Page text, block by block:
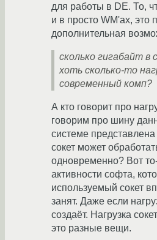
для работы в DE. То,
и в просто WM'ах, это
дополнительная
сколько гигабайт в
хоть сколько-то
современный комп?
А кто говорит про
говорим про шину
системе
сокет может
одновременно? Вот
активности софта,
используемый сокет
занят. Даже если
создаёт. Нагрузка
это разные вещи.